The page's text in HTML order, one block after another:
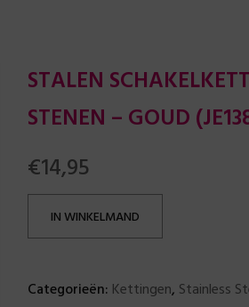
STALEN
STENEN – GOUD
€14,95
IN WINKELMAND
Categorieën: Kettingen, Stainless